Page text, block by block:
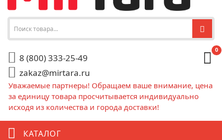
8 (800) 333-25-49
zakaz@mirtara.ru
0
Уважаемые партнеры! Обращаем ваше внимание, цена
за единицу товара просчитывается индивидуально
исходя из количества и города доставки!
КАТАЛОГ